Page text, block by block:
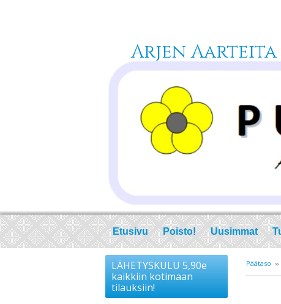
Arjen Aarteita
Etusivu Poisto! Uusimmat
Päätaso ››
LÄHETYSKULU 5,90e
kaikkiin kotimaan
tilauksiin!